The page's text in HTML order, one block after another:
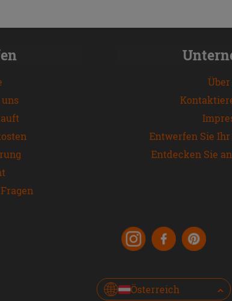
Entwerfen Sie
Entdecken Sie
Österreich